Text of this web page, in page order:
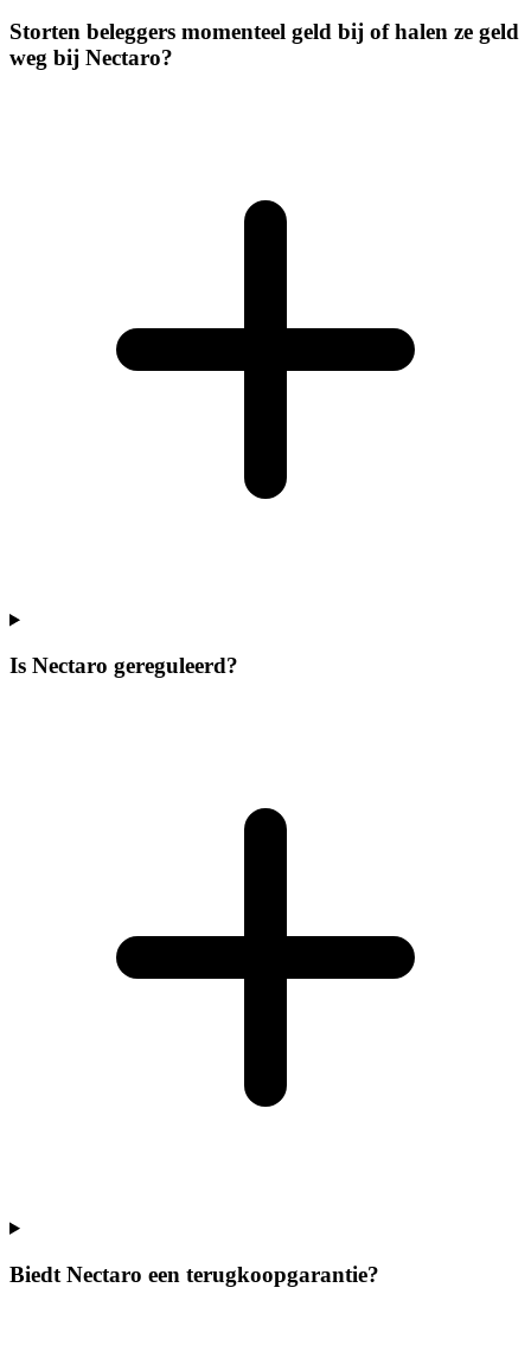
Storten beleggers momenteel geld bij of halen ze geld
weg bij Nectaro?
Is Nectaro gereguleerd?
Biedt Nectaro een terugkoopgarantie?